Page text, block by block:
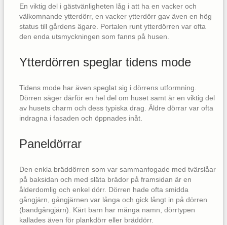
En viktig del i gästvänligheten låg i att ha en vacker och
välkomnande ytterdörr, en vacker ytterdörr gav även en hög
status till gårdens ägare. Portalen runt ytterdörren var ofta
den enda utsmyckningen som fanns på husen.
Ytterdörren speglar tidens mode
Tidens mode har även speglat sig i dörrens utformning.
Dörren säger därför en hel del om huset samt är en viktig del
av husets charm och dess typiska drag. Äldre dörrar var ofta
indragna i fasaden och öppnades inåt.
Paneldörrar
Den enkla bräddörren som var sammanfogade med tvärslåar
på baksidan och med släta brädor på framsidan är en
ålderdomlig och enkel dörr. Dörren hade ofta smidda
gångjärn, gångjärnen var långa och gick långt in på dörren
(bandgångjärn). Kärt barn har många namn, dörrtypen
kallades även för plankdörr eller bräddörr.